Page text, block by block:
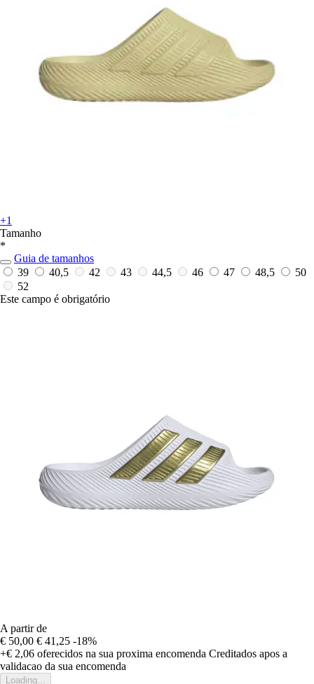
+1
Tamanho
*
Guia de tamanhos
39
40,5 42 43 44,5 46 47 48,5
50
52
Este campo é obrigatório
A partir de
€ 50,00 € 41,25 -18%
+€ 2,06 oferecidos na sua proxima encomenda Creditados apos a
validacao da sua encomenda
Loading...